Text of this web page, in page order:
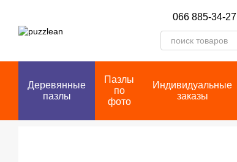
066 885-34-27
Деревянные
пазлы
Пазлы
по
фото
Индивидуальные
заказы